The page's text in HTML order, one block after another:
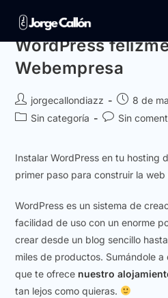
WordPress
Webempresa
jorgecallondiazz
8 de
Sin categoría
Sin
Instalar WordPress en tu hosting
primer paso para construir la web
WordPress es un sistema de
facilidad de uso con un enorme
crear desde un blog sencillo
miles de productos. Sumándole
que te ofrece nuestro
tan lejos como quieras.